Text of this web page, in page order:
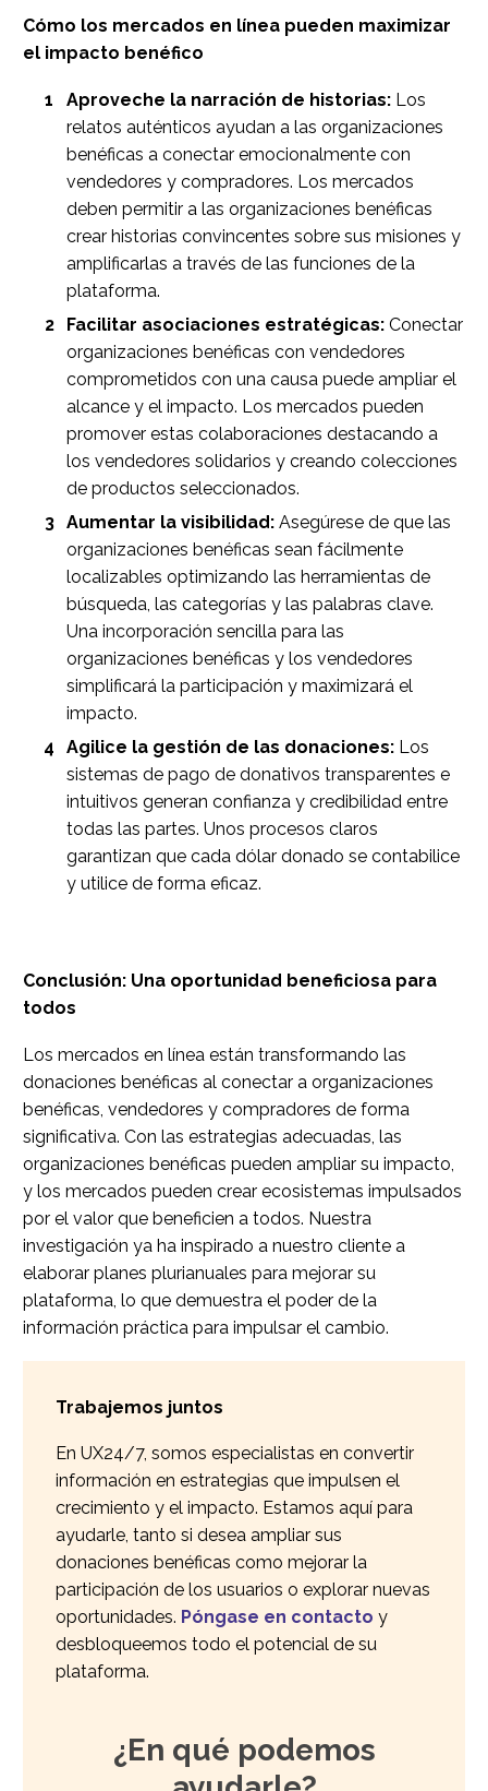
Cómo los mercados en línea pueden maximizar
el impacto benéfico
Aproveche la narración de historias: Los
relatos auténticos ayudan a las organizaciones
benéficas a conectar emocionalmente con
vendedores y compradores. Los mercados
deben permitir a las organizaciones benéficas
crear historias convincentes sobre sus misiones y
amplificarlas a través de las funciones de la
plataforma.
Facilitar asociaciones estratégicas: Conectar
organizaciones benéficas con vendedores
comprometidos con una causa puede ampliar el
alcance y el impacto. Los mercados pueden
promover estas colaboraciones destacando a
los vendedores solidarios y creando colecciones
de productos seleccionados.
Aumentar la visibilidad: Asegúrese de que las
organizaciones benéficas sean fácilmente
localizables optimizando las herramientas de
búsqueda, las categorías y las palabras clave.
Una incorporación sencilla para las
organizaciones benéficas y los vendedores
simplificará la participación y maximizará el
impacto.
Agilice la gestión de las donaciones: Los
sistemas de pago de donativos transparentes e
intuitivos generan confianza y credibilidad entre
todas las partes. Unos procesos claros
garantizan que cada dólar donado se contabilice
y utilice de forma eficaz.
Conclusión: Una oportunidad beneficiosa para
todos
Los mercados en línea están transformando las
donaciones benéficas al conectar a organizaciones
benéficas, vendedores y compradores de forma
significativa. Con las estrategias adecuadas, las
organizaciones benéficas pueden ampliar su impacto,
y los mercados pueden crear ecosistemas impulsados
por el valor que beneficien a todos. Nuestra
investigación ya ha inspirado a nuestro cliente a
elaborar planes plurianuales para mejorar su
plataforma, lo que demuestra el poder de la
información práctica para impulsar el cambio.
Trabajemos juntos
En UX24/7, somos especialistas en convertir
información en estrategias que impulsen el
crecimiento y el impacto. Estamos aquí para
ayudarle, tanto si desea ampliar sus
donaciones benéficas como mejorar la
participación de los usuarios o explorar nuevas
oportunidades. Póngase en contacto y
desbloqueemos todo el potencial de su
plataforma.
¿En qué podemos